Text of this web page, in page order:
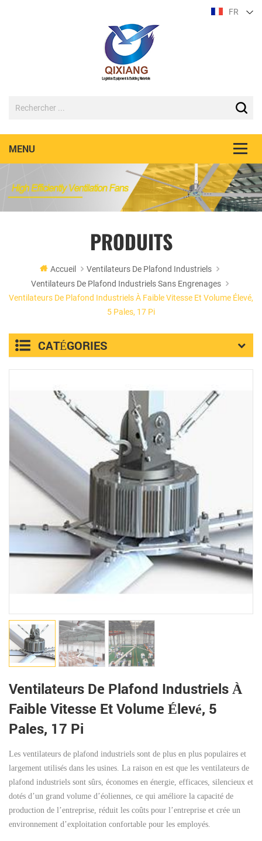
FR
PRODUITS
Accueil
Ventilateurs De Plafond Industriels
Ventilateurs De Plafond Industriels Sans Engrenages
Ventilateurs De Plafond Industriels À Faible Vitesse Et Volume Élevé,
5 Pales, 17 Pi
CATÉGORIES
Ventilateurs De Plafond Industriels À
Faible Vitesse Et Volume Élevé, 5
Pales, 17 Pi
Les ventilateurs de plafond industriels sont de plus en plus populaires et
largement utilisés dans les usines. La raison en est que les ventilateurs de
plafond industriels sont sûrs, économes en énergie, efficaces, silencieux et
dotés d’un grand volume d’éoliennes, ce qui améliore la capacité de
production de l’entreprise, réduit les coûts pour l’entreprise et crée un
environnement d’exploitation confortable pour les employés.